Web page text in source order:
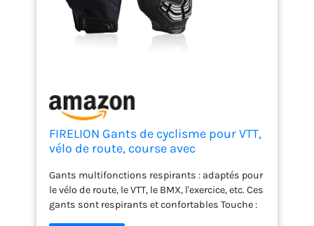
FIRELION Gants de cyclisme pour VTT,
vélo de route, course avec
d'équitation pour écran tactile, gants
noirs taille M
Gants multifonctions respirants : adaptés pour
le vélo de route, le VTT, le BMX, l'exercice, etc. Ces
gants sont respirants et confortables Touche :